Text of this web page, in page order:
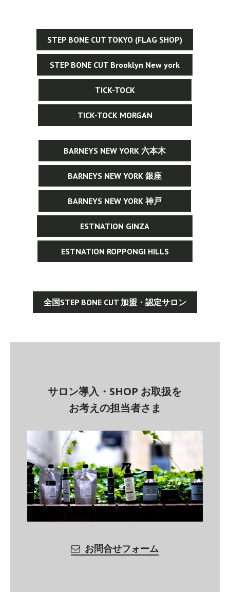
STEP BONE CUT TOKYO (FLAG SHOP)
STEP BONE CUT Brooklyn New york
TICK-TOCK
TICK-TOCK MORGAN
BARNEYS NEW YORK 六本木
BARNEYS NEW YORK 銀座
BARNEYS NEW YORK 神戸
ESTNATION GINZA
ESTNATION ROPPONGI HILLS
全国STEP BONE CUT 加盟・認定サロン
サロン導入・SHOP お取扱を
お考えの担当者さま
お問合せフォーム